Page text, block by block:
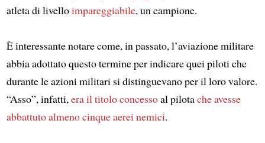
atleta di livelloimpareggiabile, un campione.
È interessante notare come, in passato, l’aviazione militare
abbia adottato questo termine per indicare quei piloti che
durante le azioni militari si distinguevano per il loro valore.
“Asso”, infatti, era il titolo concessoal pilotache avesse
abbattuto almeno cinque aerei nemici.